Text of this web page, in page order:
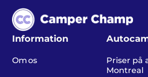
Information
Om os
Priser på
Montreal